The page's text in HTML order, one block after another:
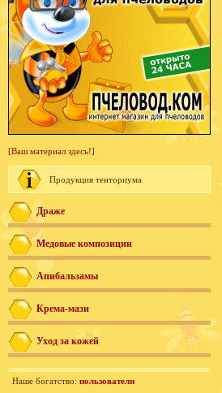
[Ваш материал здесь!]
Продукция тенториума
Драже
Медовые композиции
Апибальзамы
Крема-мази
Уход за кожей
Наше богатство: пользователи